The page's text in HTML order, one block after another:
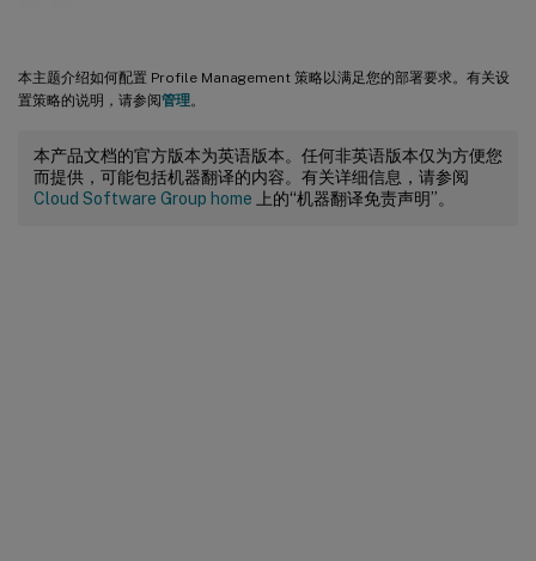
本主题介绍如何配置 Profile Management 策略以满足您的部署要求。有关设
置策略的说明，请参阅管理。
本产品文档的官方版本为英语版本。任何非英语版本仅为方便您
而提供，可能包括机器翻译的内容。有关详细信息，请参阅
Cloud Software Group home 上的“机器翻译免责声明”。